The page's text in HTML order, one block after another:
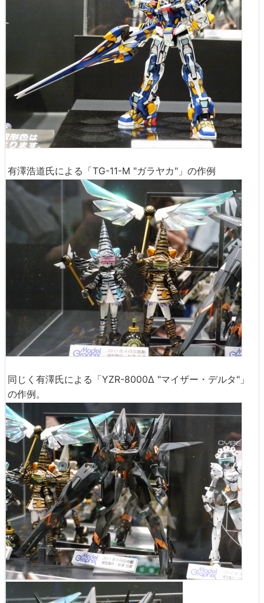
有澤浩道氏による「TG-11-M "ガラヤカ"」の作例
同じく有澤氏による「YZR-8000Δ "マイザー・デルタ"」
の作例。